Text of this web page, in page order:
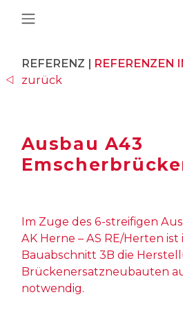
Main Navigation
REFERENZ | REFERENZEN
zurück
Ausbau A43
Im Zuge des 6-streifigen
AK Herne – AS RE/Herten ist
Bauabschnitt 3B die
Brückenersatzneubauten
notwendig.